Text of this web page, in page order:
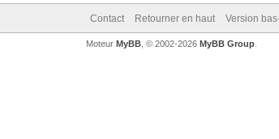
Contact Retourner en haut Version
Moteur MyBB, © 2002-2026 MyBB Group.